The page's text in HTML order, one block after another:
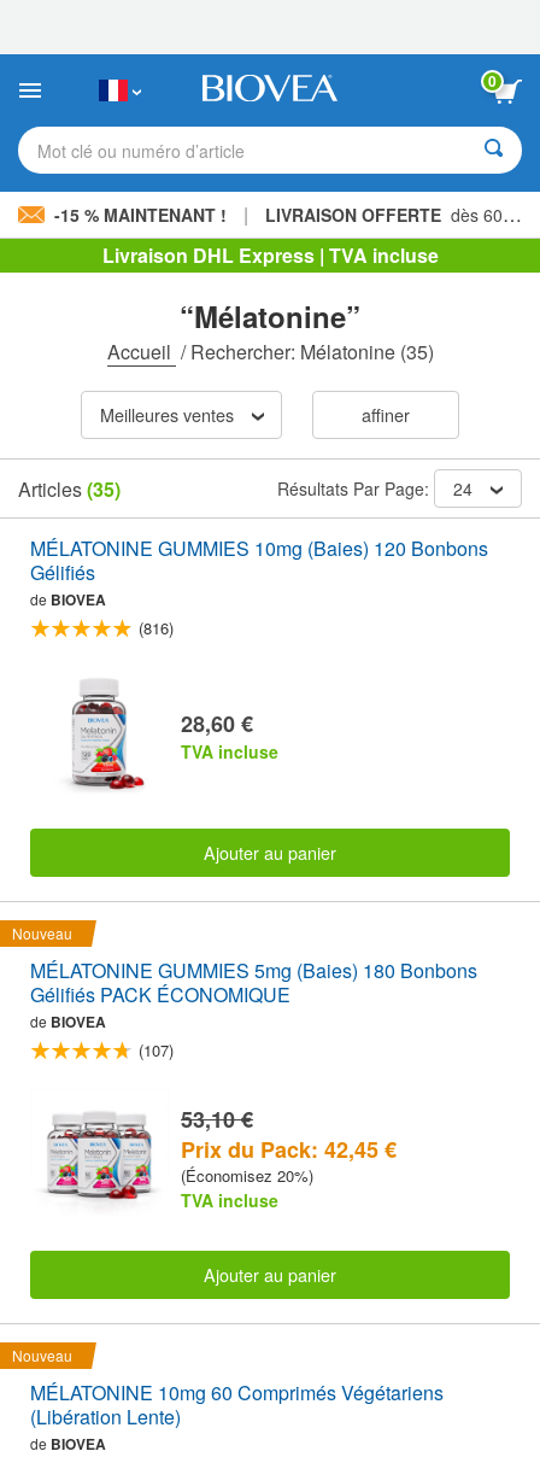
:
site
comprend
un
d'accessibilité.
0
Mot clé ou numéro d’article
-15 % MAINTENANT ! | LIVRAISON OFFERTE dès 60,00 € »
Livraison DHL Express | TVA incluse
“Mélatonine”
Accueil /Rechercher: Mélatonine(35)
Meilleures ventes affiner
Articles(35) Résultats Par Page: 24
MÉLATONINE GUMMIES 10mg (Baies) 120 Bonbons
Gélifiés
de BIOVEA
(816)
28,60 €
TVA incluse
Ajouter au panier
Nouveau
MÉLATONINE GUMMIES 5mg (Baies) 180 Bonbons
Gélifiés PACK ÉCONOMIQUE
de BIOVEA
(107)
53,10 €
Prix du Pack: 42,45 €
(Économisez 20%)
TVA incluse
Ajouter au panier
Nouveau
MÉLATONINE 10mg 60 Comprimés Végétariens
(Libération Lente)
de BIOVEA